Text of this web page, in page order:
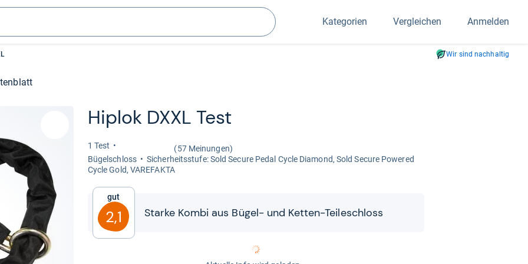
Suchen
Kategorien Vergleichen Anmelden
Wir sind nachhaltig
Hiplok DXXL Test
1 Test
(57 Meinungen)
Bügel­schloss
Sicher­heits­stufe: Sold Secure Pedal Cycle Dia­mond, Sold Secure Powe­red
Cycle Gold, VARE­FAKTA
Gut
2,1 Starke Kombi aus Bügel-​​ und Ket­ten-​​Tei­le­schloss